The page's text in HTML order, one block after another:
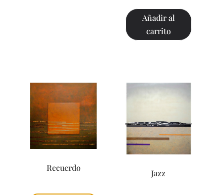
Añadir al
carrito
Recuerdo
Jazz